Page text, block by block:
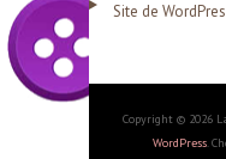
Site de
Copyright © 2026
WordPress.